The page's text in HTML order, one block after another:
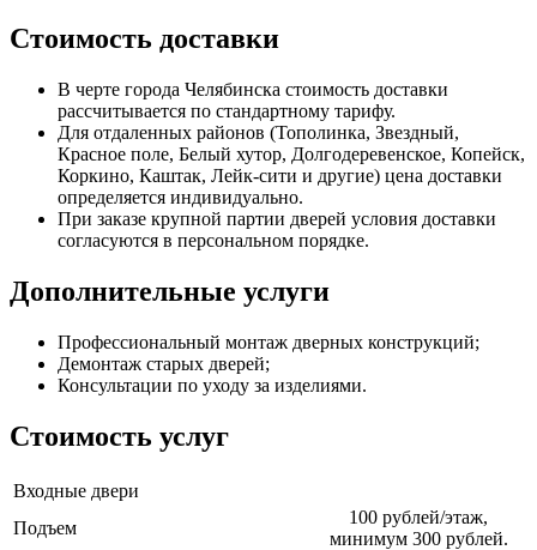
Стоимость доставки
В черте города Челябинска стоимость доставки
рассчитывается по стандартному тарифу.
Для отдаленных районов (Тополинка, Звездный,
Красное поле, Белый хутор, Долгодеревенское, Копейск,
Коркино, Каштак, Лейк-сити и другие) цена доставки
определяется индивидуально.
При заказе крупной партии дверей условия доставки
согласуются в персональном порядке.
Дополнительные услуги
Профессиональный монтаж дверных конструкций;
Демонтаж старых дверей;
Консультации по уходу за изделиями.
Стоимость услуг
Входные двери
Подъем
100 рублей/этаж,
минимум 300 рублей.